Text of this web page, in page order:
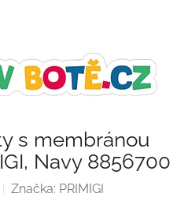
s membránou
Navy 8856700
Značka: PRIMIGI